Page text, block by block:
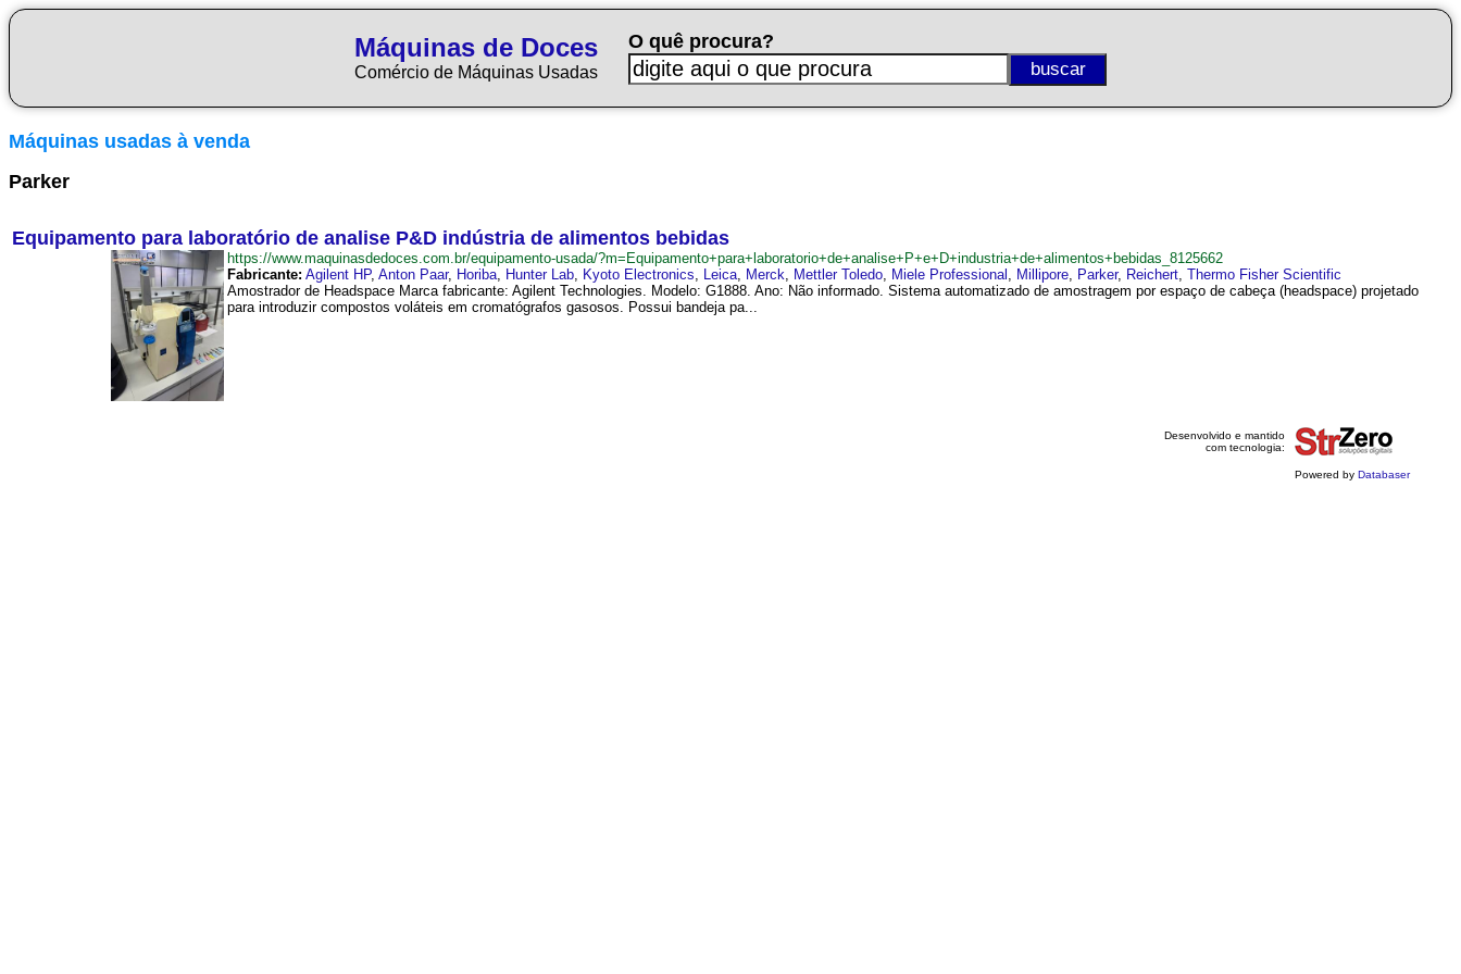
Máquinas de Doces
Comércio de Máquinas Usadas
O quê procura?
Máquinas usadas à venda
Parker
Equipamento para laboratório de analise P&D indústria de alimentos bebidas
https://www.maquinasdedoces.com.br/equipamento-usada/?m=Equipamento+para+laboratorio+de+analise+P+e+D+industria+de+alimentos+bebidas_8125662
Fabricante: Agilent HP, Anton Paar, Horiba, Hunter Lab, Kyoto Electronics, Leica, Merck, Mettler Toledo, Miele Professional , Millipore, Parker, Reichert, Thermo Fisher Scientific
Amostrador de Headspace Marca fabricante: Agilent Technologies. Modelo: G1888. Ano: Não informado. Sistema automatizado de amostragem por espaço de cabeça (headspace) projetado
para introduzir compostos voláteis em cromatógrafos gasosos. Possui bandeja pa...
Desenvolvido e mantido
com tecnologia:
Powered by Databaser